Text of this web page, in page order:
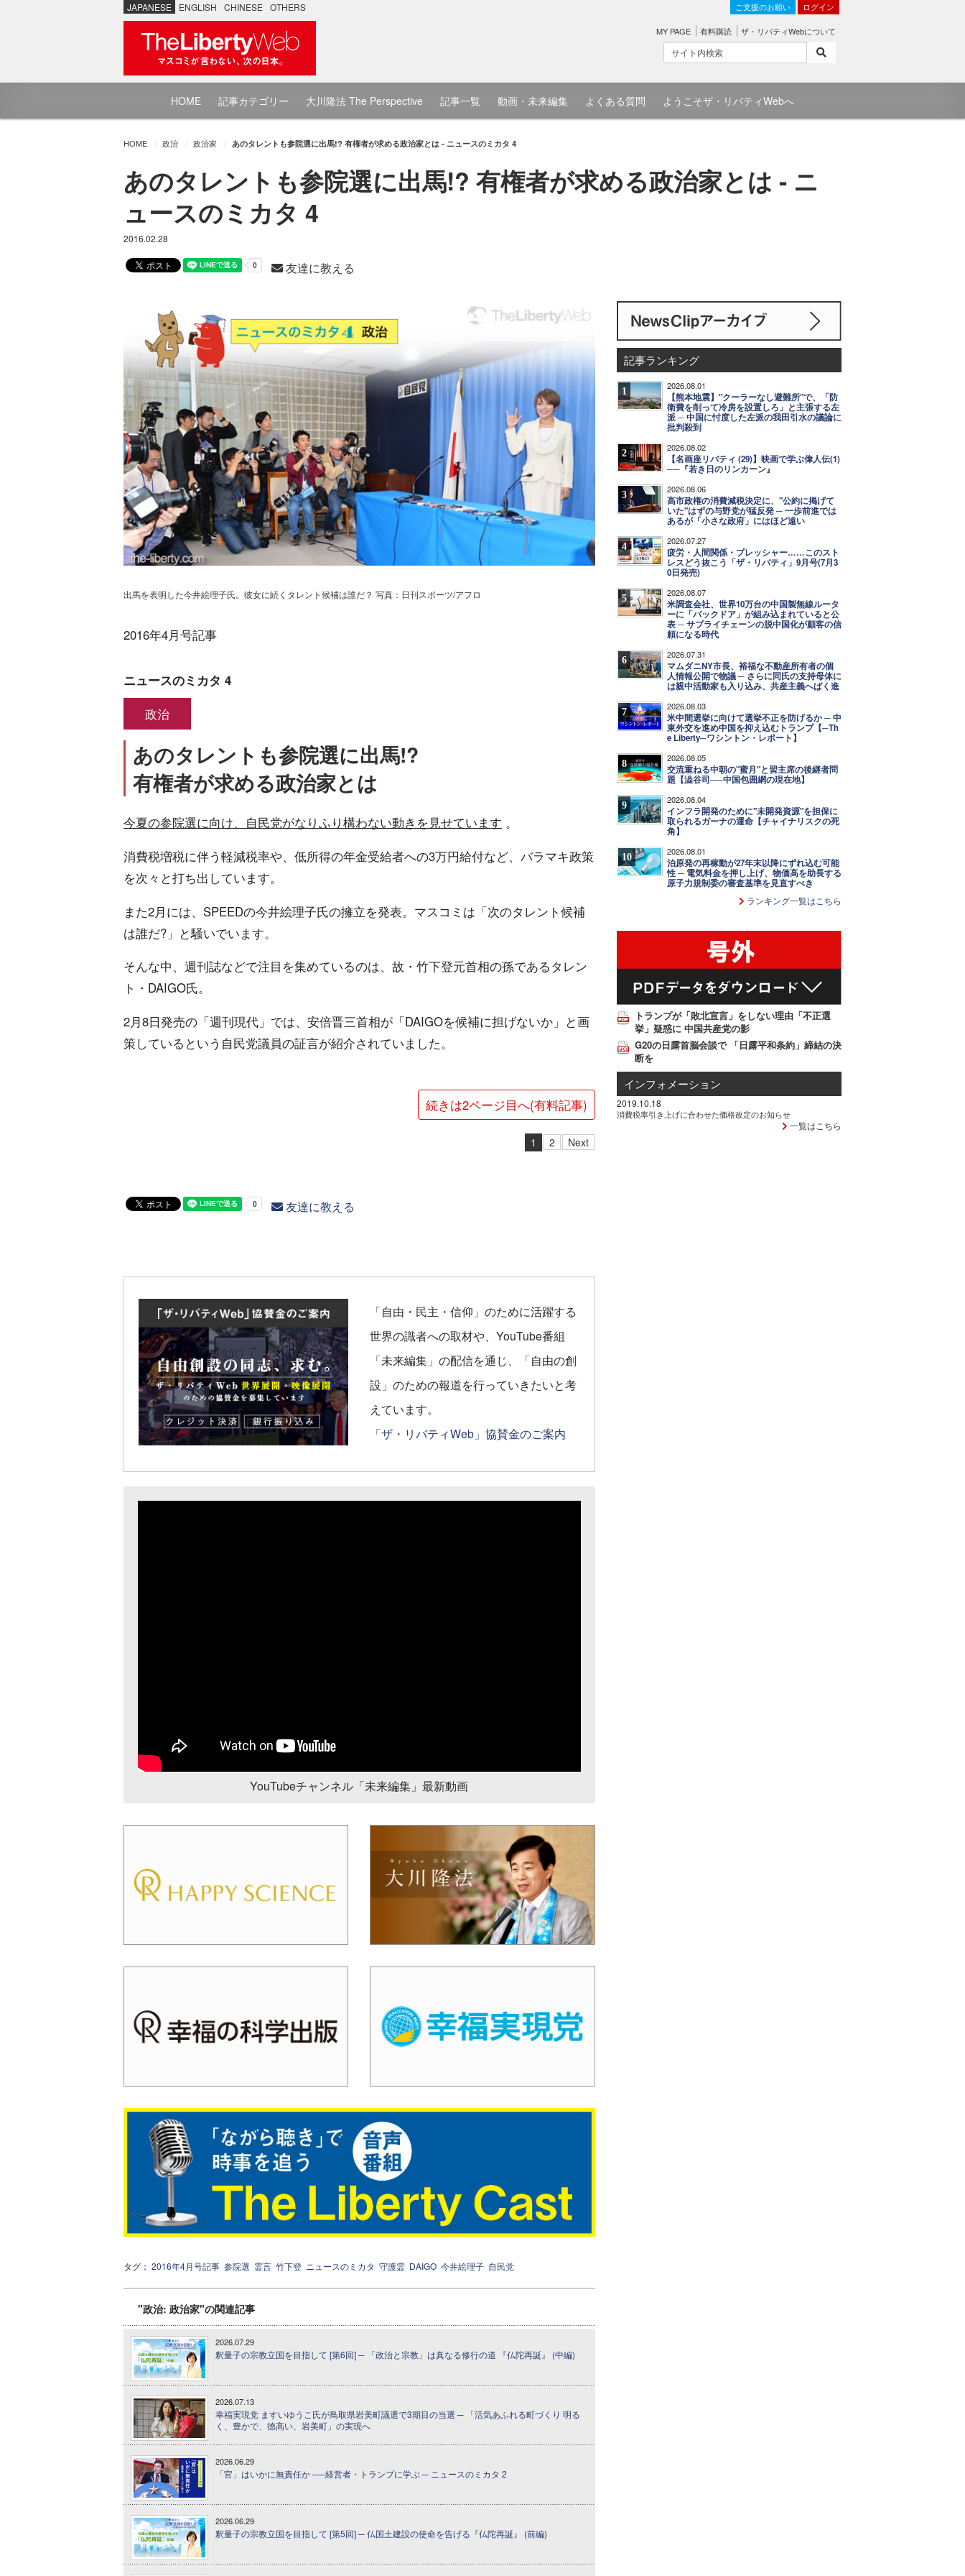
JAPANESE ENGLISH CHINESE OTHERS ご支援のお願い ログイン
MY PAGE 有料購読 ザ・リバティWebについて
HOME 記事カテゴリー 大川隆法 The Perspective 記事一覧 動画・未来編集 よくある質問 ようこそザ・リバティWebへ
HOME 政治 政治家 あのタレントも参院選に出馬!? 有権者が求める政治家とは - ニュースのミカタ 4
あのタレントも参院選に出馬!? 有権者が求める政治家とは - ニ
ュースのミカタ 4
2016.02.28
友達に教える
出馬を表明した今井絵理子氏。彼女に続くタレント候補は誰だ？ 写真：日刊スポーツ/アフロ
2016年4月号記事
ニュースのミカタ 4
政治
あのタレントも参院選に出馬!?
有権者が求める政治家とは
今夏の参院選に向け、自民党がなりふり構わない動きを見せています 。
消費税増税に伴う軽減税率や、低所得の年金受給者への3万円給付など、バラマキ政策
を次々と打ち出しています。
また2月には、SPEEDの今井絵理子氏の擁立を発表。マスコミは「次のタレント候補
は誰だ?」と騒いでいます。
そんな中、週刊誌などで注目を集めているのは、故・竹下登元首相の孫であるタレン
ト・DAIGO氏。
2月8日発売の「週刊現代」では、安倍晋三首相が「DAIGOを候補に担げないか」と画
策しているという自民党議員の証言が紹介されていました。
続きは2ページ目へ(有料記事)
1 2 Next
友達に教える
「自由・民主・信仰」のために活躍する
世界の識者への取材や、YouTube番組
「未来編集」の配信を通じ、「自由の創
設」のための報道を行っていきたいと考
えています。
「ザ・リバティWeb」協賛金のご案内
YouTubeチャンネル「未来編集」最新動画
タグ： 2016年4月号記事 参院選 霊言 竹下登 ニュースのミカタ 守護霊 DAIGO 今井絵理子 自民党
"政治: 政治家"の関連記事
2026.07.29
釈量子の宗教立国を目指して [第6回] ─ 「政治と宗教」は真なる修行の道 『仏陀再誕』 (中編)
2026.07.13
幸福実現党 ますいゆうこ氏が鳥取県岩美町議選で3期目の当選 ─ 「活気あふれる町づくり 明る
く、豊かで、徳高い、岩美町」の実現へ
2026.06.29
「官」はいかに無責任か ──経営者・トランプに学ぶ ─ ニュースのミカタ 2
2026.06.29
釈量子の宗教立国を目指して [第5回] ─ 仏国土建設の使命を告げる『仏陀再誕』 (前編)
記事ランキング
1 2026.08.01
【熊本地震】"クーラーなし避難所"で、「防
衛費を削って冷房を設置しろ」と主張する左
派 ─ 中国に忖度した左派の我田引水の議論に
批判殺到
2 2026.08.02
【名画座リバティ (29)】映画で学ぶ偉人伝(1)
──『若き日のリンカーン』
3 2026.08.06
高市政権の消費減税決定に、"公約に掲げて
いた"はずの与野党が猛反発 ─ 一歩前進では
あるが「小さな政府」にはほど遠い
4 2026.07.27
疲労・人間関係・プレッシャー……このスト
レスどう抜こう「ザ・リバティ」9月号(7月3
0日発売)
5 2026.08.07
米調査会社、世界10万台の中国製無線ルータ
ーに「バックドア」が組み込まれていると公
表 ─ サプライチェーンの脱中国化が顧客の信
頼になる時代
6 2026.07.31
マムダニNY市長、裕福な不動産所有者の個
人情報公開で物議 ─ さらに同氏の支持母体に
は親中活動家も入り込み、共産主義へばく進
7 2026.08.03
米中間選挙に向けて選挙不正を防げるか ─ 中
東外交を進め中国を抑え込むトランプ【─Th
e Liberty─ワシントン・レポート】
8 2026.08.05
交流重ねる中朝の"蜜月"と習主席の後継者問
題【澁谷司──中国包囲網の現在地】
9 2026.08.04
インフラ開発のために"未開発資源"を担保に
取られるガーナの運命【チャイナリスクの死
角】
10 2026.08.01
泊原発の再稼動が27年末以降にずれ込む可能
性 ─ 電気料金を押し上げ、物価高を助長する
原子力規制委の審査基準を見直すべき
ランキング一覧はこちら
トランプが「敗北宣言」をしない理由「不正選
挙」疑惑に 中国共産党の影
G20の日露首脳会談で 「日露平和条約」締結の決
断を
インフォメーション
2019.10.18
消費税率引き上げに合わせた価格改定のお知らせ
一覧はこちら